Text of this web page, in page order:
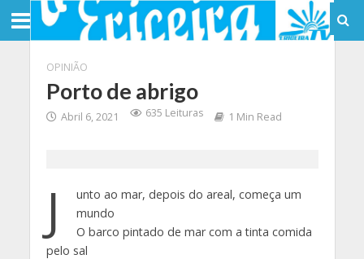
OPINIÃO
Porto de abrigo
Abril 6, 2021 635 Leituras 1 Min Read
J
unto ao mar, depois do areal, começa um
mundo
O barco pintado de mar com a tinta comida
pelo sal